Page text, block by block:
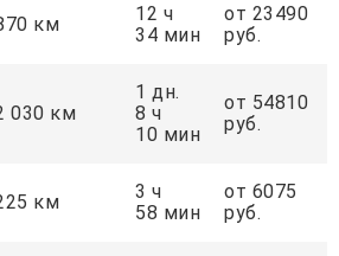
км
12 ч
34 мин
от 23490
руб.
030 км
1 дн.
8 ч
10 мин
от 54810
руб.
км
3 ч
58 мин
от 6075
руб.